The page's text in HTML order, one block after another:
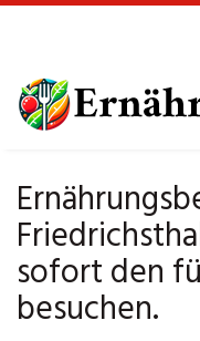
main
content
sofort den
besuchen.